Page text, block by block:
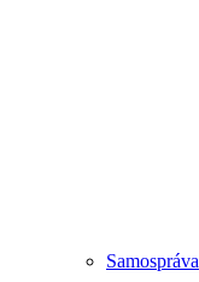
Samospráva